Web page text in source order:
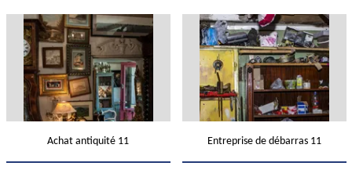
Achat antiquité 11 Entreprise de débarras 11